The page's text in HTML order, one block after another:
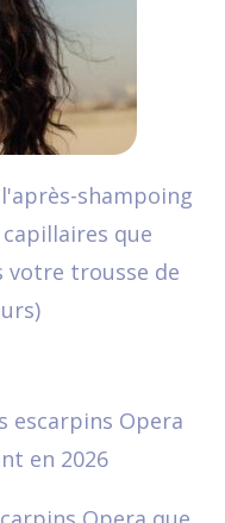
shampoing
que
votre trousse de